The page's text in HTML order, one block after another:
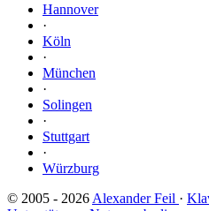
Hannover
·
Köln
·
München
·
Solingen
·
Stuttgart
·
Würzburg
© 2005 - 2026 Alexander Feil ·